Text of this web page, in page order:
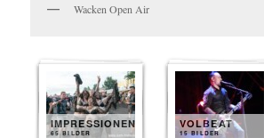
Wacken Open Air
IMPRESSIONEN
65 BILDER
VOLBEAT
15 BILDER